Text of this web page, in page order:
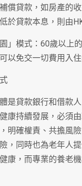
償貸款，如房產的
於貸款本息，則由
」模式：60歲以上
以免交一切費用入
是貸款銀行和借款
康持續發展，必須
明確權責、共擔風
，同時也為老年人
康，而專業的養老